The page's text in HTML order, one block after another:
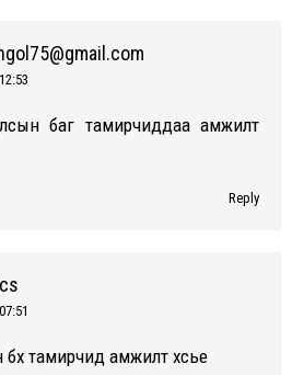
баг тамирчиддаа амжилт
Reply
тамирчид амжилт хүсье